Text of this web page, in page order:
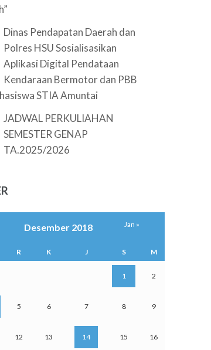
Dinas Pendapatan Daerah dan
Polres HSU Sosialisasikan
Aplikasi Digital Pendataan
Kendaraan Bermotor dan PBB
STIA Amuntai
JADWAL PERKULIAHAN
SEMESTER GENAP
TA.2025/2026
Desember 2018
R K J S M
1 2
5 6 7 8 9
12 13 14 15 16
Jan »